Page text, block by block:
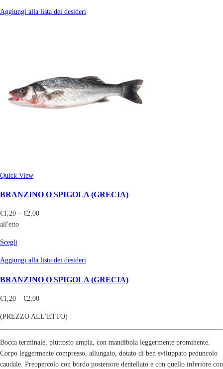
Aggiungi alla lista dei desideri
Quick View
BRANZINO O SPIGOLA (GRECIA)
€1,20 – €2,00
all'etto
Scegli
Aggiungi alla lista dei desideri
BRANZINO O SPIGOLA (GRECIA)
€1,20 – €2,00
(PREZZO ALL’ETTO)
Bocca terminale, piuttosto ampia, con mandibola leggermente prominente.
Corpo leggermente compresso, allungato, dotato di ben sviluppato peduncolo
caudale. Preopercolo con bordo posteriore dentellato e con quello inferiore con